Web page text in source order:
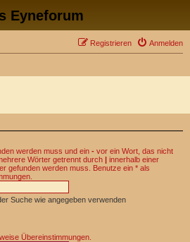
Eyneforum
Anmelden
Registrieren
werden muss und ein - vor ein Wort, das nicht
Wörter getrennt durch | innerhalb einer
gefunden werden muss. Benutze ein * als
Suche wie angegeben verwenden
Übereinstimmungen.